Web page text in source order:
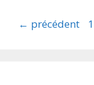
← précédent 1